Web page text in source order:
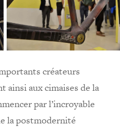
créateurs
ainsi aux cimaises de la
par l’incroyable
la postmodernité